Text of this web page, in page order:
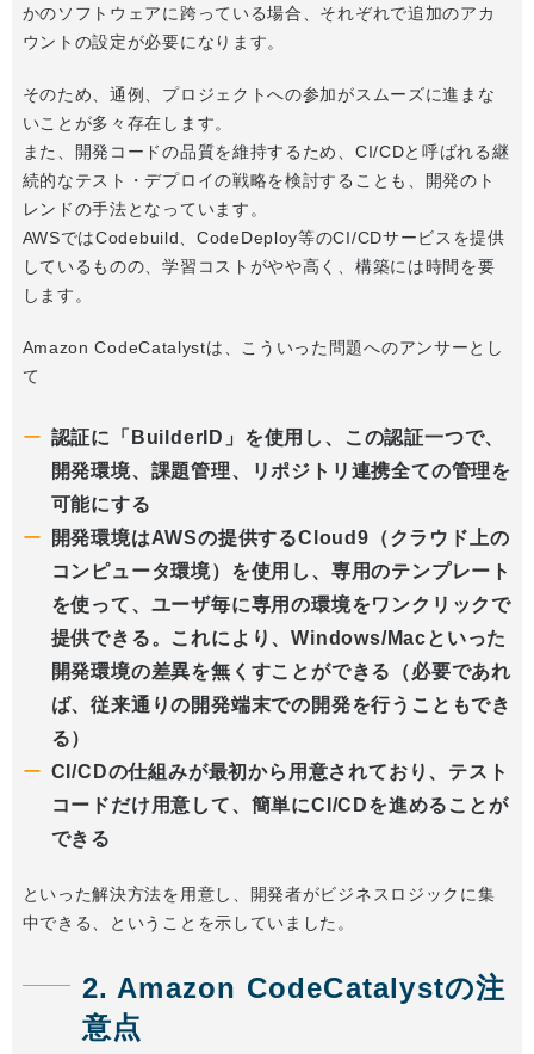
かのソフトウェアに跨っている場合、それぞれで追加のアカ
ウントの設定が必要になります。
そのため、通例、プロジェクトへの参加がスムーズに進まな
いことが多々存在します。
また、開発コードの品質を維持するため、CI/CDと呼ばれる継
続的なテスト・デプロイの戦略を検討することも、開発のト
レンドの手法となっています。
AWSではCodebuild、CodeDeploy等のCI/CDサービスを提供
しているものの、学習コストがやや高く、構築には時間を要
します。
Amazon CodeCatalystは、こういった問題へのアンサーとし
て
認証に「BuilderID」を使用し、この認証一つで、
開発環境、課題管理、リポジトリ連携全ての管理を
可能にする
開発環境はAWSの提供するCloud9（クラウド上の
コンピュータ環境）を使用し、専用のテンプレート
を使って、ユーザ毎に専用の環境をワンクリックで
提供できる。これにより、Windows/Macといった
開発環境の差異を無くすことができる（必要であれ
ば、従来通りの開発端末での開発を行うこともでき
る）
CI/CDの仕組みが最初から用意されており、テスト
コードだけ用意して、簡単にCI/CDを進めることが
できる
といった解決方法を用意し、開発者がビジネスロジックに集
中できる、ということを示していました。
2. Amazon CodeCatalystの注
意点